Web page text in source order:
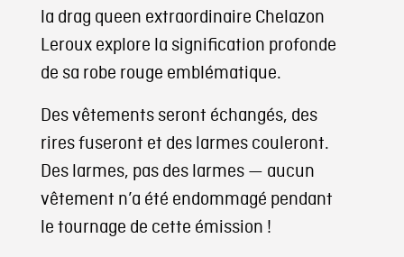
la drag queen extraordinaire Chelazon
Leroux explore la signification profonde
de sa robe rouge emblématique.
Des vêtements seront échangés, des
rires fuseront et des larmes couleront.
Des larmes, pas des larmes — aucun
vêtement n’a été endommagé pendant
le tournage de cette émission !